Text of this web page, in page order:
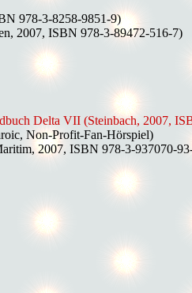
978-3-8258-9851-9)
2007, ISBN 978-3-89472-516-7)
Delta VII (Steinbach, 2007,
Non-Profit-Fan-Hörspiel)
2007, ISBN 978-3-937070-